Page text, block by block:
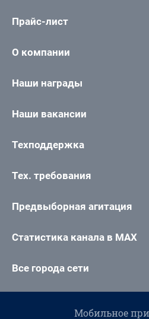
Прайс-лист
О компании
Наши награды
Наши вакансии
Техподдержка
Тех. требования
Предвыборная агитация
Статистика канала в MAX
Все города сети
Мобильное